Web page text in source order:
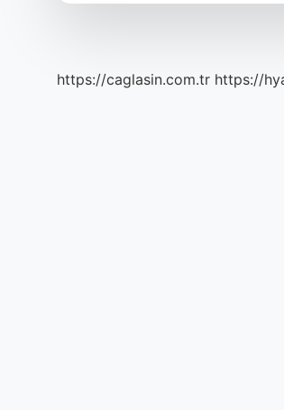
https://caglasin.com.tr https://